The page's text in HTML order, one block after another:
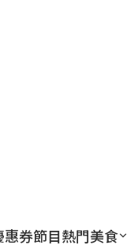
惠券節目熱門美食